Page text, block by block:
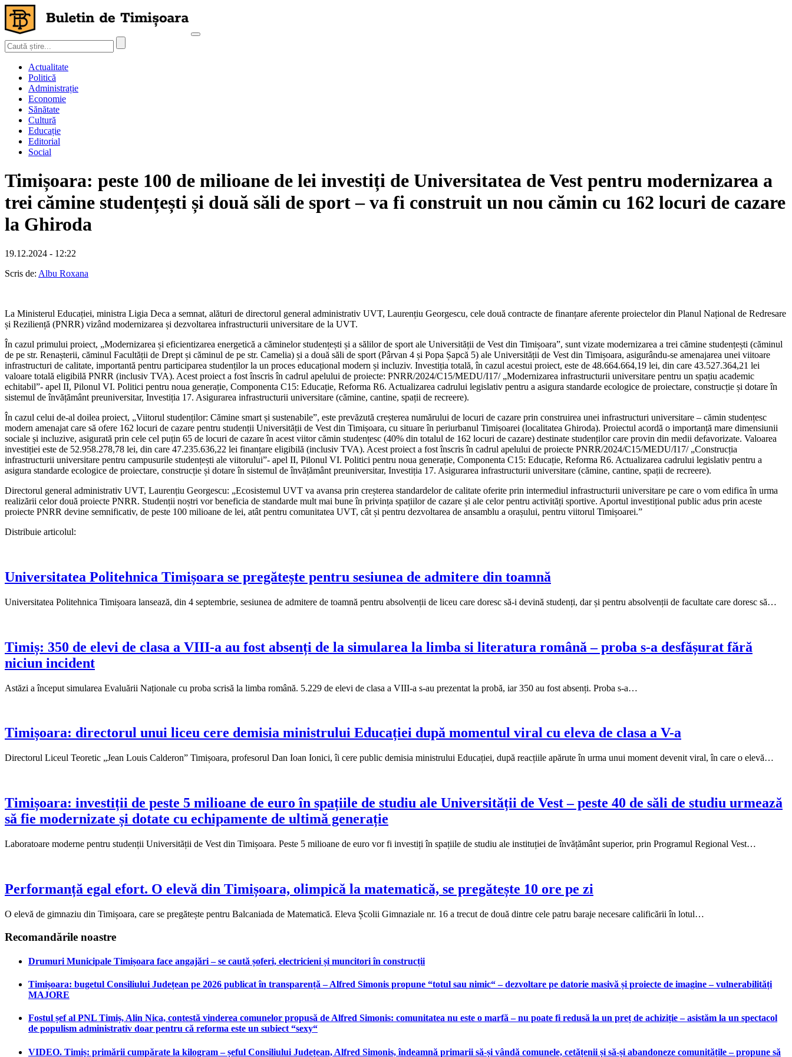
Actualitate
Politică
Administrație
Economie
Sănătate
Cultură
Educație
Editorial
Social
Timișoara: peste 100 de milioane de lei investiți de Universitatea de Vest pentru modernizarea a
trei cămine studențești și două săli de sport – va fi construit un nou cămin cu 162 locuri de cazare
la Ghiroda
19.12.2024 - 12:22
Scris de: Albu Roxana
La Ministerul Educației, ministra Ligia Deca a semnat, alături de directorul general administrativ UVT, Laurențiu Georgescu, cele două contracte de finanțare aferente proiectelor din Planul Național de Redresare
și Reziliență (PNRR) vizând modernizarea și dezvoltarea infrastructurii universitare de la UVT.
În cazul primului proiect, „Modernizarea și eficientizarea energetică a căminelor studențești și a sălilor de sport ale Universității de Vest din Timișoara”, sunt vizate modernizarea a trei cămine studențești (căminul
de pe str. Renașterii, căminul Facultății de Drept și căminul de pe str. Camelia) și a două săli de sport (Pârvan 4 și Popa Șapcă 5) ale Universității de Vest din Timișoara, asigurându-se amenajarea unei viitoare
infrastructuri de calitate, importantă pentru participarea studenților la un proces educațional modern și incluziv. Investiția totală, în cazul acestui proiect, este de 48.664.664,19 lei, din care 43.527.364,21 lei
valoare totală eligibilă PNRR (inclusiv TVA). Acest proiect a fost înscris în cadrul apelului de proiecte: PNRR/2024/C15/MEDU/I17/ „Modernizarea infrastructurii universitare pentru un spațiu academic
echitabil”- apel II, Pilonul VI. Politici pentru noua generație, Componenta C15: Educație, Reforma R6. Actualizarea cadrului legislativ pentru a asigura standarde ecologice de proiectare, construcție și dotare în
sistemul de învățământ preuniversitar, Investiția 17. Asigurarea infrastructurii universitare (cămine, cantine, spații de recreere).
În cazul celui de-al doilea proiect, „Viitorul studenților: Cămine smart și sustenabile”, este prevăzută creșterea numărului de locuri de cazare prin construirea unei infrastructuri universitare – cămin studențesc
modern amenajat care să ofere 162 locuri de cazare pentru studenții Universității de Vest din Timișoara, cu situare în periurbanul Timișoarei (localitatea Ghiroda). Proiectul acordă o importanță mare dimensiunii
sociale și incluzive, asigurată prin cele cel puțin 65 de locuri de cazare în acest viitor cămin studențesc (40% din totalul de 162 locuri de cazare) destinate studenților care provin din medii defavorizate. Valoarea
investiției este de 52.958.278,78 lei, din care 47.235.636,22 lei finanțare eligibilă (inclusiv TVA). Acest proiect a fost înscris în cadrul apelului de proiecte PNRR/2024/C15/MEDU/I17/ „Construcția
infrastructurii universitare pentru campusurile studențești ale viitorului”- apel II, Pilonul VI. Politici pentru noua generație, Componenta C15: Educație, Reforma R6. Actualizarea cadrului legislativ pentru a
asigura standarde ecologice de proiectare, construcție și dotare în sistemul de învățământ preuniversitar, Investiția 17. Asigurarea infrastructurii universitare (cămine, cantine, spații de recreere).
Directorul general administrativ UVT, Laurențiu Georgescu: „Ecosistemul UVT va avansa prin creșterea standardelor de calitate oferite prin intermediul infrastructurii universitare pe care o vom edifica în urma
realizării celor două proiecte PNRR. Studenții noștri vor beneficia de standarde mult mai bune în privința spațiilor de cazare și ale celor pentru activități sportive. Aportul investițional public adus prin aceste
proiecte PNRR devine semnificativ, de peste 100 milioane de lei, atât pentru comunitatea UVT, cât și pentru dezvoltarea de ansamblu a orașului, pentru viitorul Timișoarei.”
Distribuie articolul:
Universitatea Politehnica Timișoara se pregătește pentru sesiunea de admitere din toamnă
Universitatea Politehnica Timișoara lansează, din 4 septembrie, sesiunea de admitere de toamnă pentru absolvenții de liceu care doresc să-i devină studenți, dar și pentru absolvenții de facultate care doresc să…
Timiș: 350 de elevi de clasa a VIII-a au fost absenți de la simularea la limba si literatura română – proba s-a desfășurat fără
niciun incident
Astăzi a început simularea Evaluării Naționale cu proba scrisă la limba română. 5.229 de elevi de clasa a VIII-a s-au prezentat la probă, iar 350 au fost absenți. Proba s-a…
Timișoara: directorul unui liceu cere demisia ministrului Educației după momentul viral cu eleva de clasa a V-a
Directorul Liceul Teoretic „Jean Louis Calderon” Timișoara, profesorul Dan Ioan Ionici, îi cere public demisia ministrului Educației, după reacțiile apărute în urma unui moment devenit viral, în care o elevă…
Timișoara: investiții de peste 5 milioane de euro în spațiile de studiu ale Universității de Vest – peste 40 de săli de studiu urmează
să fie modernizate și dotate cu echipamente de ultimă generație
Laboratoare moderne pentru studenții Universității de Vest din Timișoara. Peste 5 milioane de euro vor fi investiți în spațiile de studiu ale instituției de învățământ superior, prin Programul Regional Vest…
Performanță egal efort. O elevă din Timișoara, olimpică la matematică, se pregătește 10 ore pe zi
O elevă de gimnaziu din Timișoara, care se pregătește pentru Balcaniada de Matematică. Eleva Școlii Gimnaziale nr. 16 a trecut de două dintre cele patru baraje necesare calificării în lotul…
Recomandările noastre
Drumuri Municipale Timișoara face angajări – se caută șoferi, electricieni și muncitori în construcții
Timișoara: bugetul Consiliului Județean pe 2026 publicat în transparență – Alfred Simonis propune “totul sau nimic“ – dezvoltare pe datorie masivă și proiecte de imagine – vulnerabilități
MAJORE
Fostul șef al PNL Timiș, Alin Nica, contestă vinderea comunelor propusă de Alfred Simonis: comunitatea nu este o marfă – nu poate fi redusă la un preț de achiziție – asistăm la un spectacol
de populism administrativ doar pentru că reforma este un subiect “sexy“
VIDEO. Timiș: primării cumpărate la kilogram – șeful Consiliului Județean, Alfred Simonis, îndeamnă primarii să-și vândă comunele, cetățenii și să-și abandoneze comunitățile – propune să